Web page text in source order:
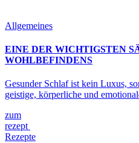
Allgemeines
EINE DER WICHTIGSTEN
WOHLBEFINDENS
Gesunder Schlaf ist kein Luxus,
geistige, körperliche und
zum
rezept
Rezepte